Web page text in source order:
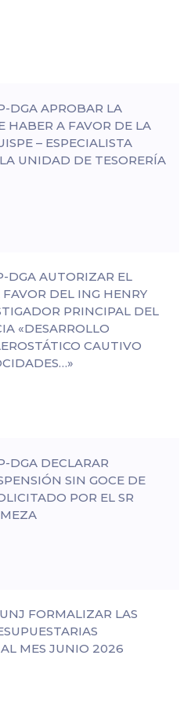
DGA APROBAR LA
HABER A FAVOR DE LA
– ESPECIALISTA
UNIDAD DE TESORERÍA
DGA AUTORIZAR EL
DEL ING HENRY
PRINCIPAL DEL
«DESARROLLO
CAUTIVO
DGA DECLARAR
SIN GOCE DE
POR EL SR
FORMALIZAR LAS
MES JUNIO 2026